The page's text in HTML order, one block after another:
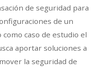
de seguridad para
de un
caso de estudio el
aportar soluciones a
la seguridad de